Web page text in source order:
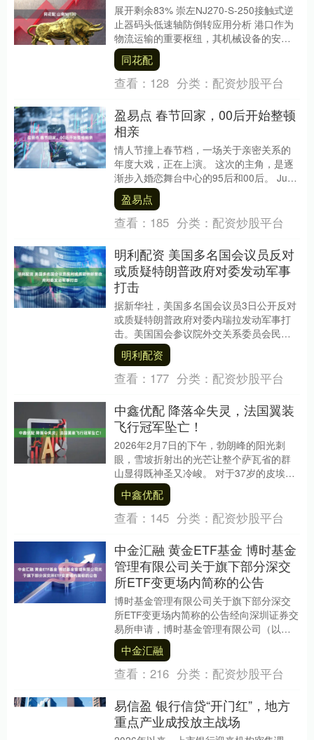
展开剩余83% 崇左NJ270-S-250接触式逆
止器码头低速轴防倒转应用分析 港口作为
物流运输的重要枢纽，其机械设备的安全
性和可靠性直接关系到整体运营效率。
在....
同花配
查看： 128 分类： 配资炒股平台
盈易点 春节回家，00后开始整顿
相亲
情人节撞上春节档，一场关于亲密关系的
年度大戏，正在上演。 这次的主角，是逐
渐步入婚恋舞台中心的95后和00后。 Just
So Soul研究院的调研显示，25—....
盈易点
查看： 185 分类： 配资炒股平台
明利配资 美国多名国会议员反对
或质疑特朗普政府对委发动军事
打击
据新华社，美国多名国会议员3日公开反对
或质疑特朗普政府对委内瑞拉发动军事打
击。美国国会参议院外交关系委员会民主
党成员布赖恩·沙茨3日在社交媒体上发文表
示，美国“....
明利配资
查看： 177 分类： 配资炒股平台
中鑫优配 降落伞失灵，法国翼装
飞行冠军坠亡！
2026年2月7日的下午，勃朗峰的阳光刺
眼，雪坡折射出的光芒让整个萨瓦省的群
山显得既神圣又冷峻。 对于37岁的皮埃尔·
沃尔尼克（Pierre Wolnik）来说....
中鑫优配
查看： 145 分类： 配资炒股平台
中金汇融 黄金ETF基金 博时基金
管理有限公司关于旗下部分深交
所ETF变更场内简称的公告
博时基金管理有限公司关于旗下部分深交
所ETF变更场内简称的公告经向深圳证券交
易所申请，博时基金管理有限公司（以下
简称“本公司”或“本基金管理人”）决定自
2026....
中金汇融
查看： 216 分类： 配资炒股平台
易信盈 银行信贷“开门红”，地方
重点产业成投放主战场